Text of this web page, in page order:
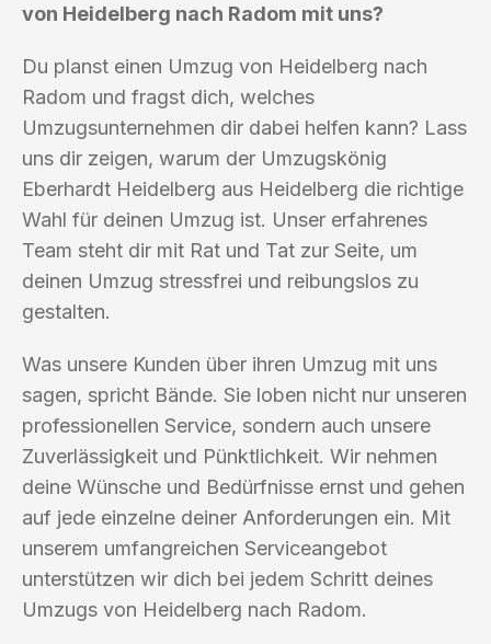
von Heidelberg nach Radom mit uns?
Du planst einen Umzug von Heidelberg nach
Radom und fragst dich, welches
Umzugsunternehmen dir dabei helfen kann? Lass
uns dir zeigen, warum der Umzugskönig
Eberhardt Heidelberg aus Heidelberg die richtige
Wahl für deinen Umzug ist. Unser erfahrenes
Team steht dir mit Rat und Tat zur Seite, um
deinen Umzug stressfrei und reibungslos zu
gestalten.
Was unsere Kunden über ihren Umzug mit uns
sagen, spricht Bände. Sie loben nicht nur unseren
professionellen Service, sondern auch unsere
Zuverlässigkeit und Pünktlichkeit. Wir nehmen
deine Wünsche und Bedürfnisse ernst und gehen
auf jede einzelne deiner Anforderungen ein. Mit
unserem umfangreichen Serviceangebot
unterstützen wir dich bei jedem Schritt deines
Umzugs von Heidelberg nach Radom.